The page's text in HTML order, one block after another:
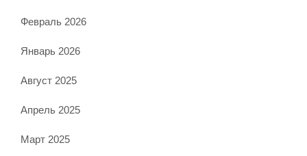
Февраль 2026
Январь 2026
Август 2025
Апрель 2025
Март 2025